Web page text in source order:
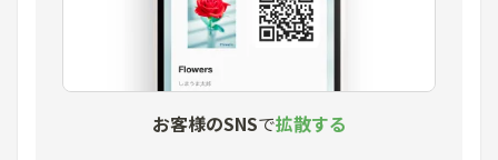
お客様のSNSで拡散する